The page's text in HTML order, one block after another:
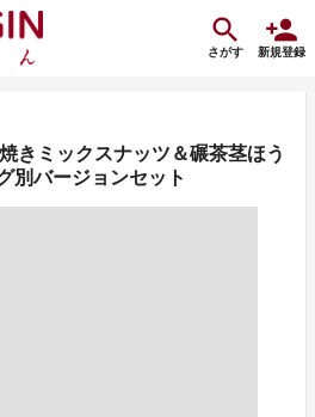
さがす 新規登録
きミックスナッツ＆碾茶茎ほう
別バージョンセット